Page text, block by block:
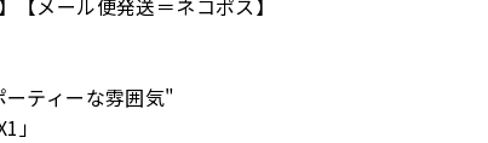
ティーな雰囲気"
」